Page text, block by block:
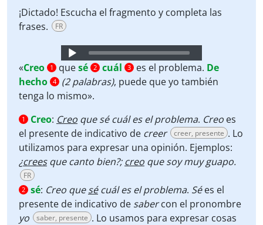
¡Dictado! Escucha el fragmento y completa las
frases.
FR
Audio
Player
«Creo 1 quesé 2 cuál 3 es el problema. De
hecho 4 (2 palabras), puede que yo también
tenga lo mismo».
1 Creo: Creo que sé cuál es el problema. Creo es
el presente de indicativo de creer creer, presente . Lo
utilizamos para expresar una opinión. Ejemplos:
¿creesque canto bien?;creo que soy muy guapo.
FR
2 sé: Creo quesécuál es el problema. Sées el
presente de indicativo de sabercon el pronombre
yo
saber, presente . Lo usamos para expresar cosas